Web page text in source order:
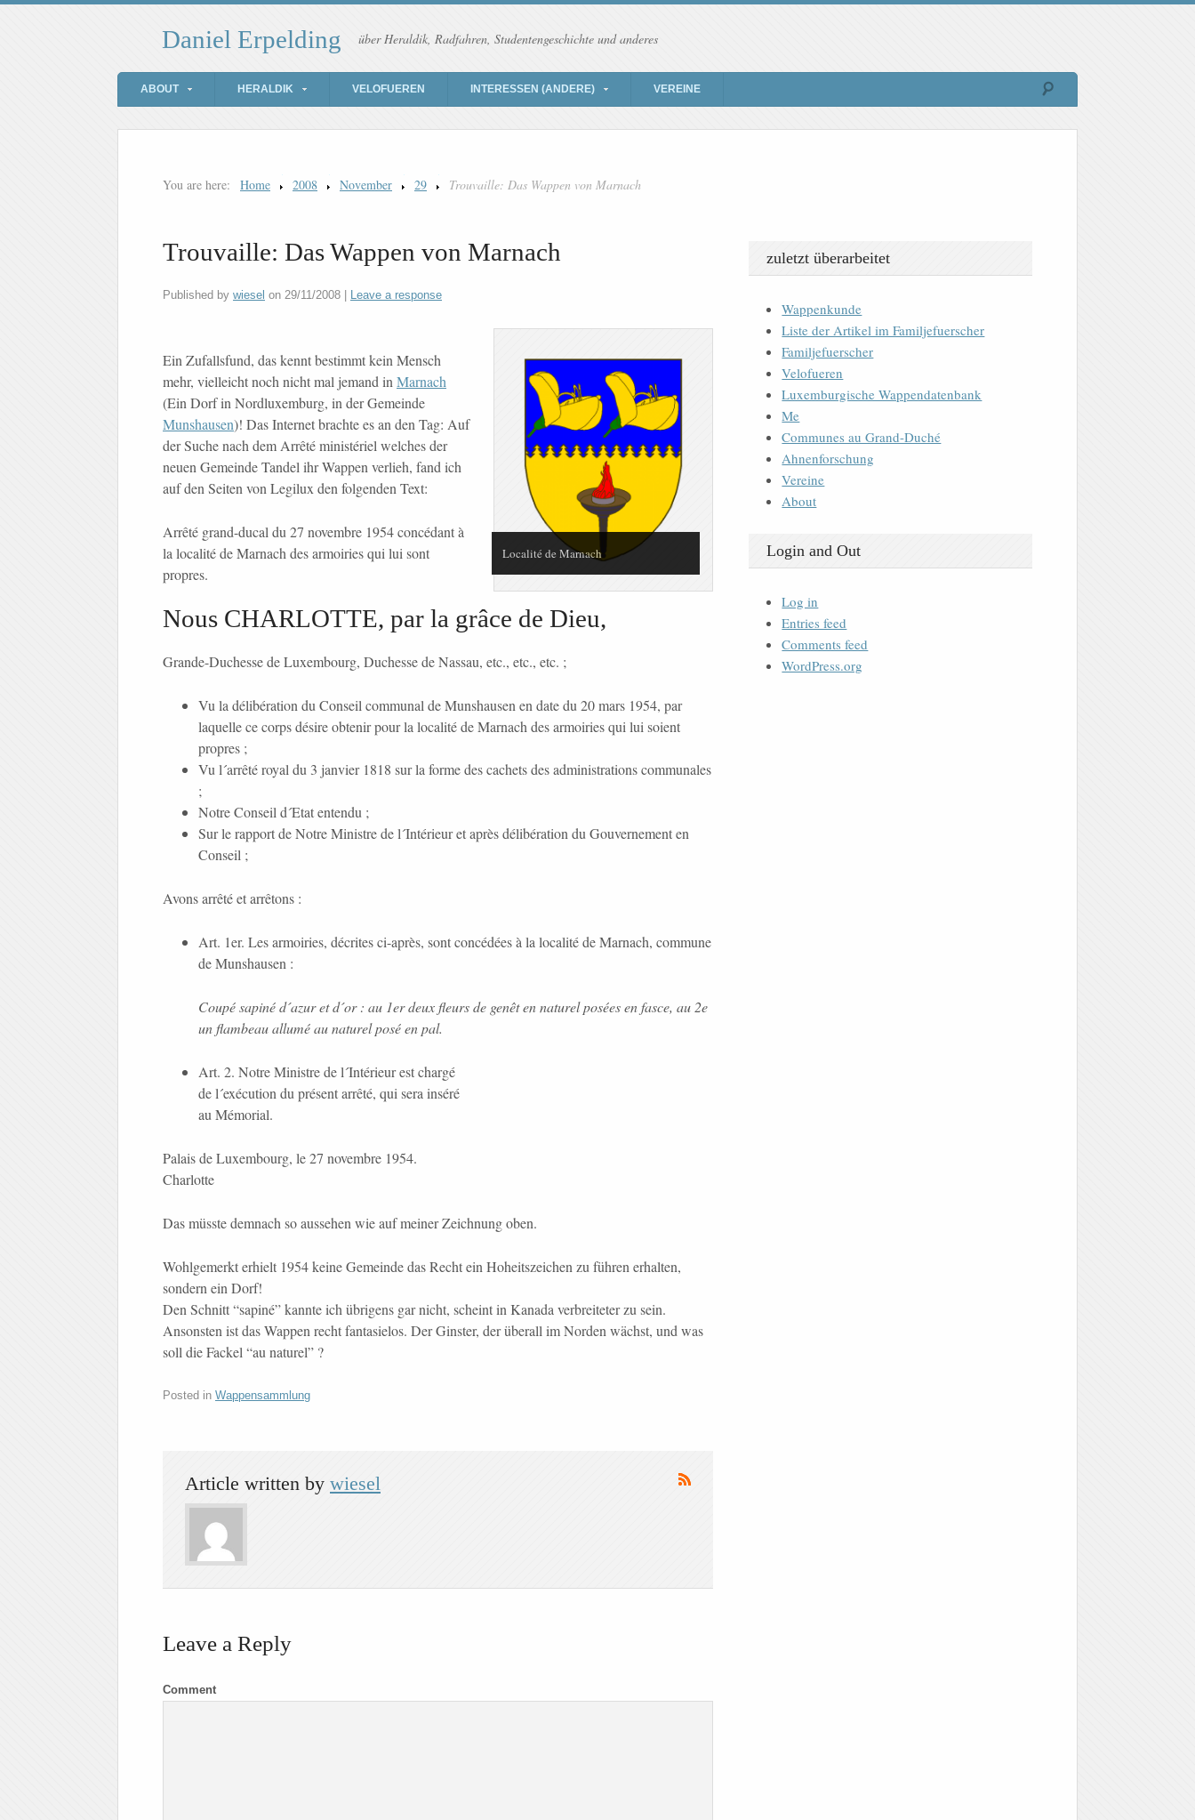
Daniel Erpelding über Heraldik, Radfahren, Studentengeschichte und anderes
ABOUT HERALDIK VELOFUEREN INTERESSEN (ANDERE) VEREINE
You are here: Home 2008 November 29 Trouvaille: Das Wappen von Marnach
Trouvaille: Das Wappen von Marnach
Published by wiesel on 29/11/2008 Leave a response
Localité de Marnach
Ein Zufallsfund, das kennt bestimmt kein Mensch
mehr, vielleicht noch nicht mal jemand inMarnach
(Ein Dorf in Nordluxemburg, in der Gemeinde
Munshausen)! Das Internet brachte es an den Tag: Auf
der Suche nach dem Arrêté ministériel welches der
neuen Gemeinde Tandel ihr Wappen verlieh, fand ich
auf den Seiten von Legilux den folgenden Text:
Arrêté grand-ducal du 27 novembre 1954 concédant à
la localité de Marnach des armoiries qui lui sont
propres.
Nous CHARLOTTE, par la grâce de Dieu,
Grande-Duchesse de Luxembourg, Duchesse de Nassau, etc., etc., etc. ;
Vu la délibération du Conseil communal de Munshausen en date du 20 mars 1954, par
laquelle ce corps désire obtenir pour la localité de Marnach des armoiries qui lui soient
propres ;
Vu l´arrêté royal du 3 janvier 1818 sur la forme des cachets des administrations communales
;
Notre Conseil d´Etat entendu ;
Sur le rapport de Notre Ministre de l´Intérieur et après délibération du Gouvernement en
Conseil ;
Avons arrêté et arrêtons :
Art. 1er. Les armoiries, décrites ci-après, sont concédées à la localité de Marnach, commune
de Munshausen :
Coupé sapiné d´azur et d´or : au 1er deux fleurs de genêt en naturel posées en fasce, au 2e
un flambeau allumé au naturel posé en pal.
Art. 2. Notre Ministre de l´Intérieur est chargé
de l´exécution du présent arrêté, qui sera inséré
au Mémorial.
Palais de Luxembourg, le 27 novembre 1954.
Charlotte
Das müsste demnach so aussehen wie auf meiner Zeichnung oben.
Wohlgemerkt erhielt 1954 keine Gemeinde das Recht ein Hoheitszeichen zu führen erhalten,
sondern ein Dorf!
Den Schnitt “sapiné” kannte ich übrigens gar nicht, scheint in Kanada verbreiteter zu sein.
Ansonsten ist das Wappen recht fantasielos. Der Ginster, der überall im Norden wächst, und was
soll die Fackel “au naturel” ?
Posted in Wappensammlung
Article written by wiesel
Leave a Reply
Comment
zuletzt überarbeitet
Wappenkunde
Liste der Artikel im Familjefuerscher
Familjefuerscher
Velofueren
Luxemburgische Wappendatenbank
Me
Communes au Grand-Duché
Ahnenforschung
Vereine
About
Login and Out
Log in
Entries feed
Comments feed
WordPress.org